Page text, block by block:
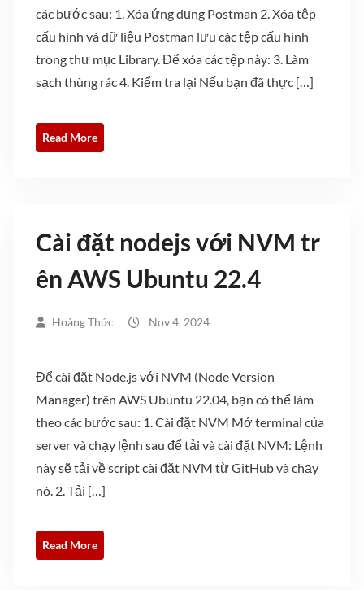
các bước sau: 1. Xóa ứng dụng Postman 2. Xóa tệp
cấu hình và dữ liệu Postman lưu các tệp cấu hình
trong thư mục Library. Để xóa các tệp này: 3. Làm
sạch thùng rác 4. Kiểm tra lại Nếu bạn đã thực […]
Read More
Cài đặt nodejs với NVM tr
ên AWS Ubuntu 22.4
Hoàng Thức Nov 4, 2024
Để cài đặt Node.js với NVM (Node Version
Manager) trên AWS Ubuntu 22.04, bạn có thể làm
theo các bước sau: 1. Cài đặt NVM Mở terminal của
server và chạy lệnh sau để tải và cài đặt NVM: Lệnh
này sẽ tải về script cài đặt NVM từ GitHub và chạy
nó. 2. Tải […]
Read More